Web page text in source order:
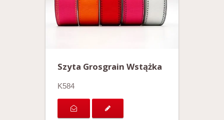
Szyta Grosgrain Wstążka
K584